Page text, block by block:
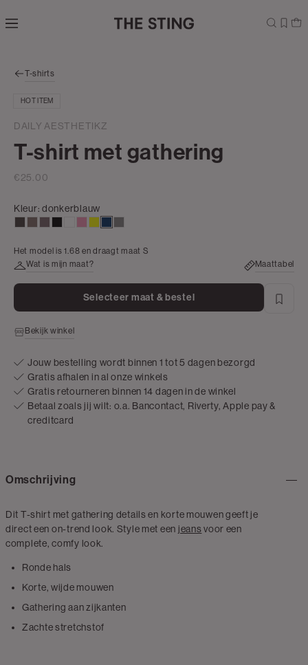
direct naar
zoekbalk
naar de
T-shirts
HOT ITEM
DAILY AESTHETIKZ
T-shirt met gathering
€25.00
Kleur:donkerblauw
Het model is 1.68 en draagt maat S
Wat is mijn maat?
Maattabel
Selecteer maat & bestel
Bekijk winkel
Jouw bestelling wordt binnen 1 tot 5 dagen bezorgd
Gratis afhalen in al onze winkels
Gratis retourneren binnen 14 dagen in de winkel
Betaal zoals jij wilt: o.a. Bancontact, Riverty, Apple pay &
creditcard
Omschrijving
Dit T-shirt met gathering details en korte mouwen geeft je
direct een on-trend look. Style met een jeansvoor een
complete, comfy look.
Ronde hals
Korte, wijde mouwen
Gathering aan zijkanten
Zachte stretchstof